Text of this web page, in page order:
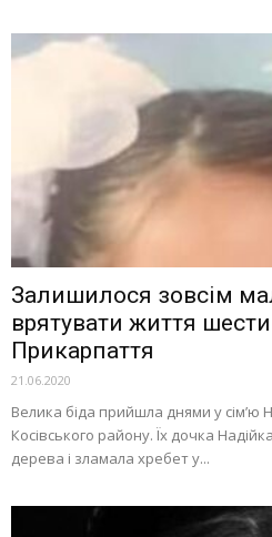
Залишилося зовсім
врятувати життя
Прикарпаття
21.06.2020
Велика біда прийшла днями у сім’ю
Косівського району. Їх дочка
дерева і зламала хребет у...